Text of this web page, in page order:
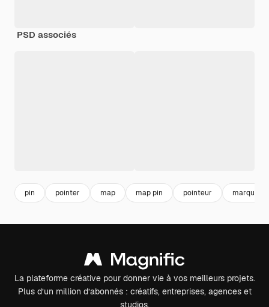
PSD associés
pin pointer map map pin pointeur marqueur
La plateforme créative pour donner vie à vos meilleurs projets.
Plus d’un million d’abonnés : créatifs, entreprises, agences et
studios.